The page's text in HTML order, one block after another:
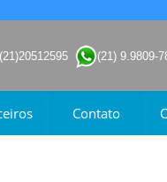
(21)20512595 (21) 9.9809-
Contato